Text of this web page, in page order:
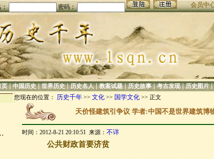
： 密码： 会员中
页|中国历史|世界历史|历史名人|教案试题|历史故事|考古发现|历史图片|
您现在的位置： 历史千年>> 文化>> 国学文化>> 正文
天价怪建筑引争议 学者:中国不是世界建筑博
时间：2012-8-21 20:10:51 来源： 不详
公共财政首要济贫